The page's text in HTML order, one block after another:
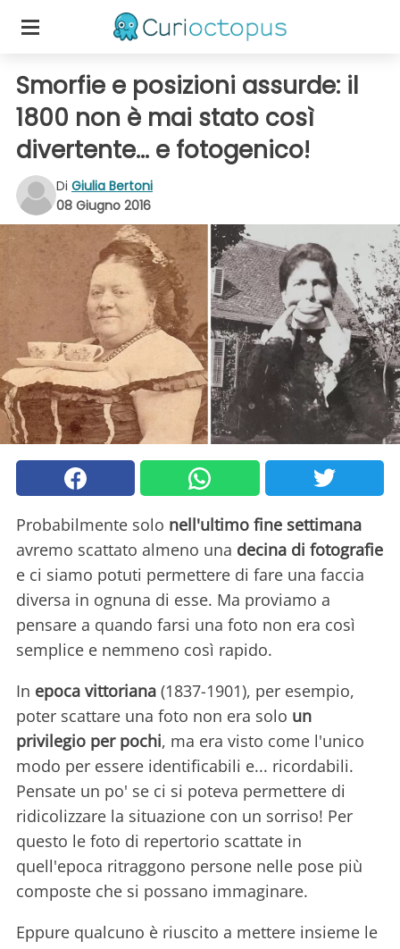
Smorfie e posizioni assurde: il
1800 non è mai stato così
divertente... e fotogenico!
Di Giulia Bertoni
08 Giugno 2016
Probabilmente solo nell'ultimo fine settimana
avremo scattato almeno una decina di fotografie
e ci siamo potuti permettere di fare una faccia
diversa in ognuna di esse. Ma proviamo a
pensare a quando farsi una foto non era così
semplice e nemmeno così rapido.
In epoca vittoriana (1837-1901), per esempio,
poter scattare una foto non era solo un
privilegio per pochi, ma era visto come l'unico
modo per essere identificabili e... ricordabili.
Pensate un po' se ci si poteva permettere di
ridicolizzare la situazione con un sorriso! Per
questo le foto di repertorio scattate in
quell'epoca ritraggono persone nelle pose più
composte che si possano immaginare.
Eppure qualcuno è riuscito a mettere insieme le